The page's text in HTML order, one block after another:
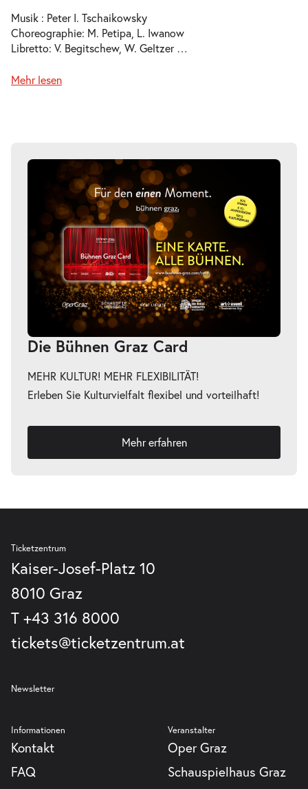
Musik : Peter I. Tschaikowsky
Choreographie: M. Petipa, L. Iwanow
Libretto: V. Begitschew, W. Geltzer …
Mehr lesen
Die Bühnen Graz Card
MEHR KULTUR! MEHR FLEXIBILITÄT!
Erleben Sie Kulturvielfalt flexibel und vorteilhaft!
Mehr erfahren
Ticketzentrum
Kaiser-Josef-Platz 10
8010 Graz
T +43 316 8000
tickets@ticketzentrum.at
Newsletter
Informationen
Kontakt
FAQ
Veranstalter
Oper Graz
Schauspielhaus Graz